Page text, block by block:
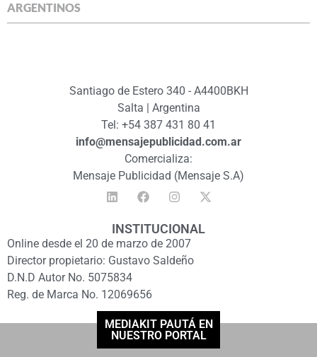
ARGENTINOS
Santiago de Estero 340 - A4400BKH
Salta | Argentina
Tel: +54 387 431 80 41
info@mensajepublicidad.com.ar
Comercializa:
Mensaje Publicidad (Mensaje S.A)
INSTITUCIONAL
Online desde el 20 de marzo de 2007
Director propietario: Gustavo Saldeño
D.N.D Autor No. 5075834
Reg. de Marca No. 12069656
MEDIAKIT PAUTÁ EN
NUESTRO PORTAL